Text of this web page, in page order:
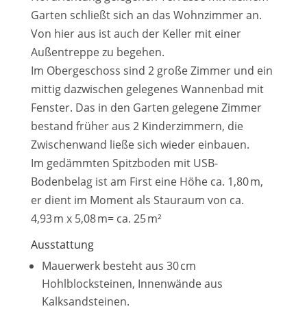
Garten schließt sich an das Wohnzimmer an.
Von hier aus ist auch der Keller mit einer
Außentreppe zu begehen.
Im Obergeschoss sind 2 große Zimmer und ein
mittig dazwischen gelegenes Wannenbad mit
Fenster. Das in den Garten gelegene Zimmer
bestand früher aus 2 Kinderzimmern, die
Zwischenwand ließe sich wieder einbauen.
Im gedämmten Spitzboden mit USB-
Bodenbelag ist am First eine Höhe ca. 1,80 m,
er dient im Moment als Stauraum von ca.
4,93 m x 5,08 m= ca. 25 m²
Ausstattung
Mauerwerk besteht aus 30 cm
Hohlblocksteinen, Innenwände aus
Kalksandsteinen.